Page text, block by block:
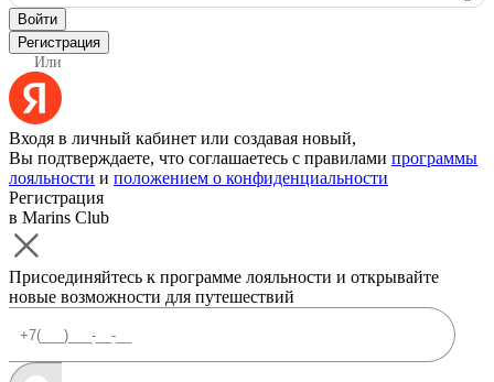
Войти
Регистрация
Или
Входя в личный кабинет или создавая новый,
Вы подтверждаете, что соглашаетесь с правилами программы
лояльности и положением о конфиденциальности
Регистрация
в Marins Club
Присоединяйтесь к программе лояльности и открывайте
новые возможности для путешествий